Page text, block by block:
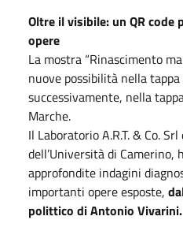
Oltre il visibile: un QR code
opere
La mostra “Rinascimento
nuove possibilità nella
successivamente, nella
Marche.
Il Laboratorio A.R.T. & Co.
dell’Università di
approfondite indagini
importanti opere esposte,
polittico di Antonio Vivarini.